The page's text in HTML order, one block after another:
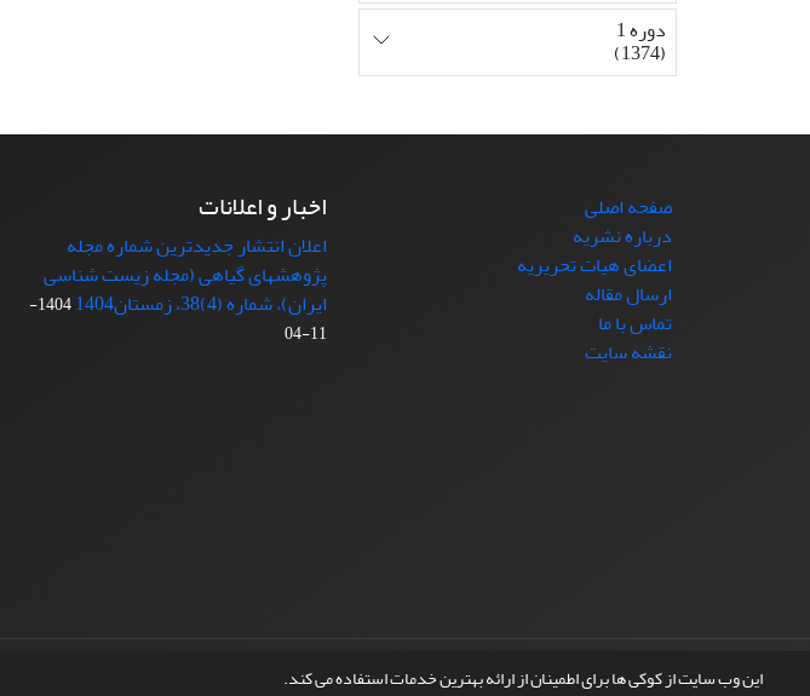
این وب سایت از کوکی ها برای اطمینان از ارائه بهترین خدمات استفاده می کند.
دوره 1
(1374)
صفحه اصلی
درباره نشریه
اعضای هیات تحریریه
ارسال مقاله
تماس با ما
نقشه سایت
اخبار و اعلانات
اعلان انتشار جدیدترین شماره مجله
پژوهشهای گیاهی (مجله زیست شناسی
ایران)، شماره (4)38، زمستان1404
1404-
11-04
© سامانه مدیریت نشریات علمی.طراحی و پیاده سازی از